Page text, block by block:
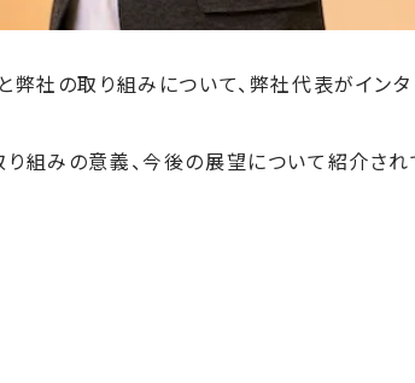
弊社の取り組みについて、弊社代表がイン
組みの意義、今後の展望について紹介され